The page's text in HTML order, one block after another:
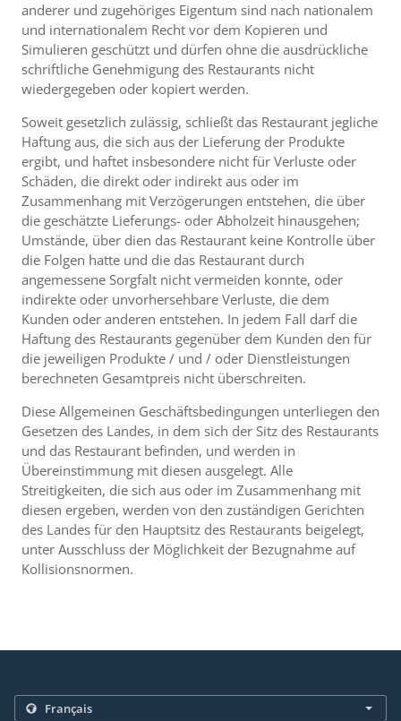
anderer und zugehöriges Eigentum sind nach nationalem
und internationalem Recht vor dem Kopieren und
Simulieren geschützt und dürfen ohne die ausdrückliche
schriftliche Genehmigung des Restaurants nicht
wiedergegeben oder kopiert werden.
Soweit gesetzlich zulässig, schließt das Restaurant jegliche
Haftung aus, die sich aus der Lieferung der Produkte
ergibt, und haftet insbesondere nicht für Verluste oder
Schäden, die direkt oder indirekt aus oder im
Zusammenhang mit Verzögerungen entstehen, die über
die geschätzte Lieferungs- oder Abholzeit hinausgehen;
Umstände, über dien das Restaurant keine Kontrolle über
die Folgen hatte und die das Restaurant durch
angemessene Sorgfalt nicht vermeiden konnte, oder
indirekte oder unvorhersehbare Verluste, die dem
Kunden oder anderen entstehen. In jedem Fall darf die
Haftung des Restaurants gegenüber dem Kunden den für
die jeweiligen Produkte / und / oder Dienstleistungen
berechneten Gesamtpreis nicht überschreiten.
Diese Allgemeinen Geschäftsbedingungen unterliegen den
Gesetzen des Landes, in dem sich der Sitz des Restaurants
und das Restaurant befinden, und werden in
Übereinstimmung mit diesen ausgelegt. Alle
Streitigkeiten, die sich aus oder im Zusammenhang mit
diesen ergeben, werden von den zuständigen Gerichten
des Landes für den Hauptsitz des Restaurants beigelegt,
unter Ausschluss der Möglichkeit der Bezugnahme auf
Kollisionsnormen.